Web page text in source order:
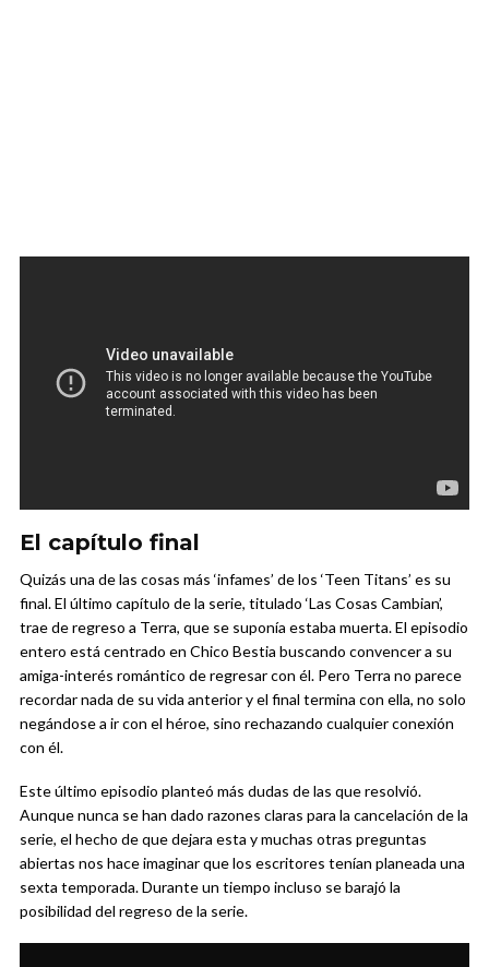
El capítulo final
Quizás una de las cosas más ‘infames’ de los ‘Teen Titans’ es su
final. El último capítulo de la serie, titulado ‘Las Cosas Cambian’,
trae de regreso a Terra, que se suponía estaba muerta. El episodio
entero está centrado en Chico Bestia buscando convencer a su
amiga-interés romántico de regresar con él. Pero Terra no parece
recordar nada de su vida anterior y el final termina con ella, no solo
negándose a ir con el héroe, sino rechazando cualquier conexión
con él.
Este último episodio planteó más dudas de las que resolvió.
Aunque nunca se han dado razones claras para la cancelación de la
serie, el hecho de que dejara esta y muchas otras preguntas
abiertas nos hace imaginar que los escritores tenían planeada una
sexta temporada. Durante un tiempo incluso se barajó la
posibilidad del regreso de la serie.